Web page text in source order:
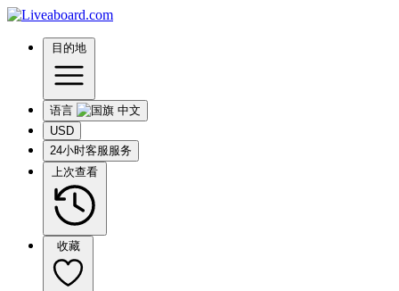
目的地
语言
USD
24小时客服服务
上次查看
收藏